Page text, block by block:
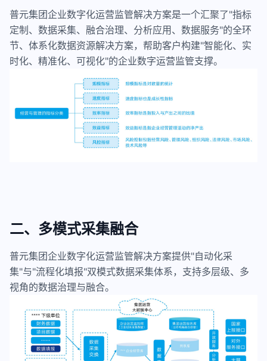
普元集团企业数字化运营监管解决方案是一个汇聚了"指标
定制、数据采集、融合治理、分析应用、数据服务"的全环
节、体系化数据资源解决方案，帮助客户构建"智能化、实
时化、精准化、可视化"的企业数字运营监管支撑。
二、多模式采集融合
普元集团企业数字化运营监管解决方案提供"自动化采
集"与"流程化填报"双模式数据采集体系，支持多层级、多
视角的数据治理与融合。